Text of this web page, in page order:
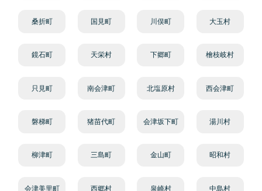
桑折町 国見町 川俣町 大玉村
鏡石町 天栄村 下郷町 檜枝岐村
只見町 南会津町 北塩原村 西会津町
磐梯町 猪苗代町 会津坂下町 湯川村
柳津町 三島町 金山町 昭和村
会津美里町 西郷村 泉崎村 中島村